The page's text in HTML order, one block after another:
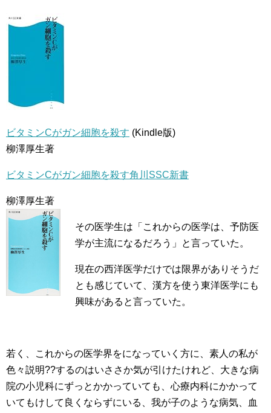
ビタミンCがガン細胞を殺す (Kindle版)
柳澤厚生著
ビタミンCがガン細胞を殺す角川SSC新書
柳澤厚生著
その医学生は「これからの医学は、予防医
学が主流になるだろう」と言っていた。
現在の西洋医学だけでは限界がありそうだ
とも感じていて、漢方を使う東洋医学にも
興味があると言っていた。
若く、これからの医学界をになっていく方に、素人の私が
色々説明??するのはいささか気が引けたけれど、大きな病
院の小児科にずっとかかっていても、心療内科にかかって
いてもけして良くならずにいる、我が子のような病気、血